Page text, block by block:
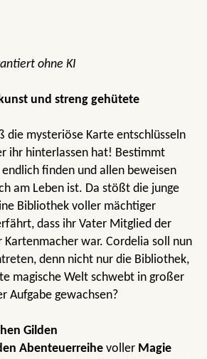
ohne KI
und streng gehütete
die mysteriöse Karte entschlüsseln
ihr hinterlassen hat! Bestimmt
finden und allen beweisen
am Leben ist. Da stößt die junge
Bibliothek voller mächtiger
dass ihr Vater Mitglied der
Kartenmacher war. Cordelia soll nun
denn nicht nur die Bibliothek,
magische Welt schwebt in großer
Aufgabe gewachsen?
Gilden
Abenteuerreihe voller Magie